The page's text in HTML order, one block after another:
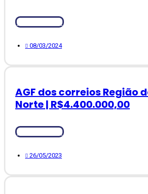
Ver Detalhes
08/03/2024
AGF dos correios Região
Norte | R$4.400.000,00
Ver Detalhes
26/05/2023